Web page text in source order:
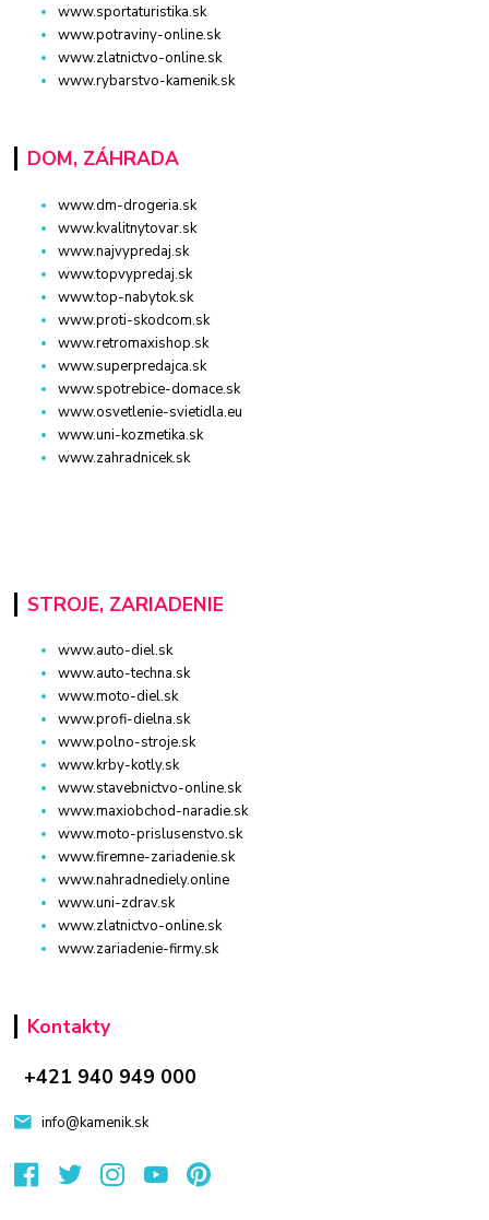
www.sportaturistika.sk
www.potraviny-online.sk
www.zlatnictvo-online.sk
www.rybarstvo-kamenik.sk
DOM, ZÁHRADA
www.dm-drogeria.sk
www.kvalitnytovar.sk
www.najvypredaj.sk
www.topvypredaj.sk
www.top-nabytok.sk
www.proti-skodcom.sk
www.retromaxishop.sk
www.superpredajca.sk
www.spotrebice-domace.sk
www.osvetlenie-svietidla.eu
www.uni-kozmetika.sk
www.zahradnicek.sk
STROJE, ZARIADENIE
www.auto-diel.sk
www.auto-techna.sk
www.moto-diel.sk
www.profi-dielna.sk
www.polno-stroje.sk
www.krby-kotly.sk
www.stavebnictvo-online.sk
www.maxiobchod-naradie.sk
www.moto-prislusenstvo.sk
www.firemne-zariadenie.sk
www.nahradnediely.online
www.uni-zdrav.sk
www.zlatnictvo-online.sk
www.zariadenie-firmy.sk
Kontakty
+421 940 949 000
info@kamenik.sk